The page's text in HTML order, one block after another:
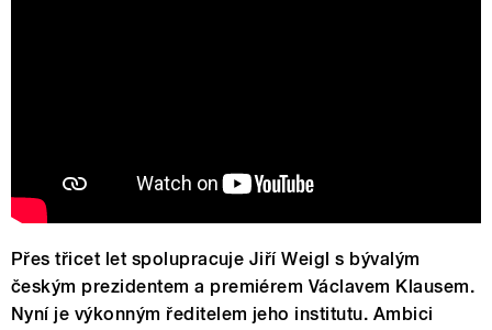
Přes třicet let spolupracuje Jiří Weigl s bývalým
českým prezidentem a premiérem Václavem Klausem.
Nyní je výkonným ředitelem jeho institutu. Ambici